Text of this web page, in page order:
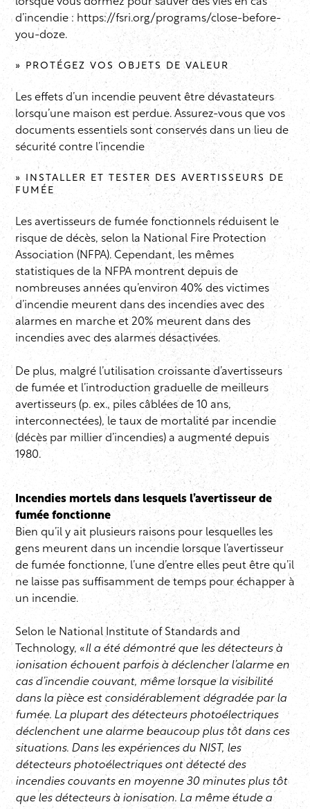
lorsque vous dormez pour sauver des vies en cas
d’incendie : https://fsri.org/programs/close-before-
you-doze.
» PROTÉGEZ VOS OBJETS DE VALEUR
Les effets d’un incendie peuvent être dévastateurs
lorsqu’une maison est perdue. Assurez-vous que vos
documents essentiels sont conservés dans un lieu de
sécurité contre l’incendie
» INSTALLER ET TESTER DES AVERTISSEURS DE
FUMÉE
Les avertisseurs de fumée fonctionnels réduisent le
risque de décès, selon la National Fire Protection
Association (NFPA). Cependant, les mêmes
statistiques de la NFPA montrent depuis de
nombreuses années qu’environ 40% des victimes
d’incendie meurent dans des incendies avec des
alarmes en marche et 20% meurent dans des
incendies avec des alarmes désactivées.
De plus, malgré l’utilisation croissante d’avertisseurs
de fumée et l’introduction graduelle de meilleurs
avertisseurs (p. ex., piles câblées de 10 ans,
interconnectées), le taux de mortalité par incendie
(décès par millier d’incendies) a augmenté depuis
1980.
Incendies mortels dans lesquels l’avertisseur de
fumée fonctionne
Bien qu’il y ait plusieurs raisons pour lesquelles les
gens meurent dans un incendie lorsque l’avertisseur
de fumée fonctionne, l’une d’entre elles peut être qu’il
ne laisse pas suffisamment de temps pour échapper à
un incendie.
Selon le National Institute of Standards and
Technology, «Il a été démontré que les détecteurs à
ionisation échouent parfois à déclencher l’alarme en
cas d’incendie couvant, même lorsque la visibilité
dans la pièce est considérablement dégradée par la
fumée. La plupart des détecteurs photoélectriques
déclenchent une alarme beaucoup plus tôt dans ces
situations. Dans les expériences du NIST, les
détecteurs photoélectriques ont détecté des
incendies couvants en moyenne 30 minutes plus tôt
que les détecteurs à ionisation. La même étude a